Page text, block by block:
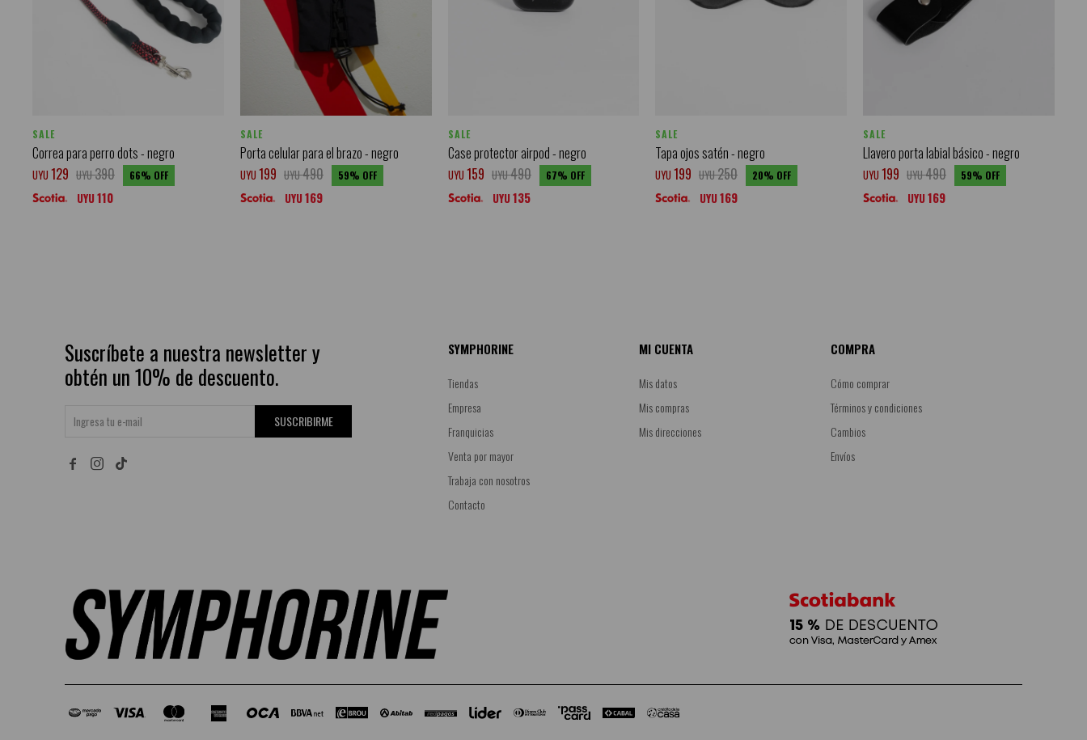
SALE
Correa para perro dots - negro
UYU 129 UYU390 66
UYU110
SALE
Porta celular para el brazo - negro
UYU 199 UYU490 59
UYU169
SALE
Case protector airpod - negro
UYU 159 UYU490 67
UYU135
SALE
Tapa ojos satén - negro
UYU 199 UYU250 20
UYU169
SALE
Llavero porta labial básico - negro
UYU 199 UYU490 59
UYU169
Suscríbete a nuestra newsletter y
obtén un 10% de descuento.
SUSCRIBIRME
 
SYMPHORINE
Tiendas
Empresa
Franquicias
Venta por mayor
Trabaja con nosotros
Contacto
MI CUENTA
Mis datos
Mis compras
Mis direcciones
COMPRA
Cómo comprar
Términos y condiciones
Cambios
Envíos